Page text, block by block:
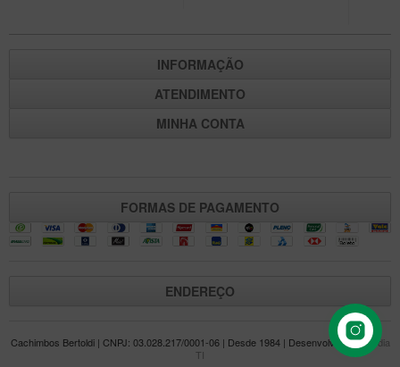
Maestro Compacto – Briar Italiano
MONTE SEU KIT/INICIANTES
Filtros
INFORMAÇÃO
ATENDIMENTO
MINHA CONTA
FORMAS DE PAGAMENTO
ENDEREÇO
Cachimbos Bertoldi | CNPJ: 03.028.217/0001-06 | Desde 1984 | Desenvolvido porMídia
TI